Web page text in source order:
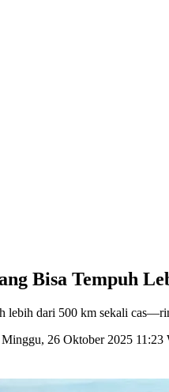
Bisa Tempuh
lebih dari 500 km sekali
26 Oktober 2025 11:23